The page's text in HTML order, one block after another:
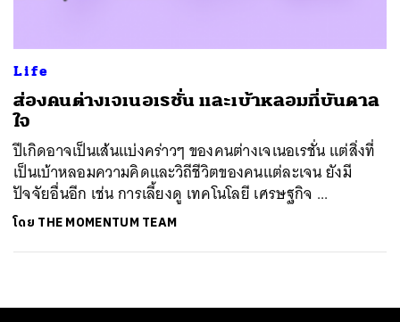
Life
ส่องคนต่างเจเนอเรชั่น และเบ้าหลอมที่บันดาล
ใจ
​ปีเกิดอาจเป็นเส้นแบ่งคร่าวๆ ของคนต่างเจเนอเรชั่น แต่สิ่งที่
เป็นเบ้าหลอมความคิดและวิถีชีวิตของคนแต่ละเจน ยังมี
ปัจจัยอื่นอีก เช่น การเลี้ยงดู เทคโนโลยี เศรษฐกิจ ...
โดย THE MOMENTUM TEAM